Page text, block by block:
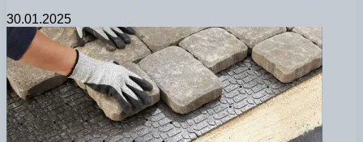
30.01.2025